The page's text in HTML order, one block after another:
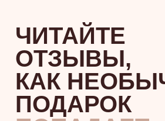
Сертификат соответствия
безопасности пищевой продукции
подтверждает качество
ингредиентов
Создаем зефирв стерильной
мастерской по техкартам